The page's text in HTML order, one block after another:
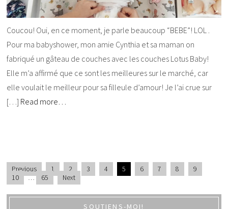
Coucou! Oui, en ce moment, je parle beaucoup “BEBE”! LOL .
Pour ma babyshower, mon amie Cynthia et sa maman on
fabriqué un gâteau de couches avec les couches Lotus Baby!
Elle m’a affirmé que ce sont les meilleures sur le marché, car
elle voulait le meilleur pour sa filleule d’amour! Je l’ai crue sur
[…] Read more…
Previous 1 2 3 4 5 6 7 8
9
10
… 65 Next
SOUTIENS-MOI!